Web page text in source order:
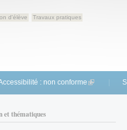
d'élève Travaux pratiques
: non conforme (link is
et thématiques